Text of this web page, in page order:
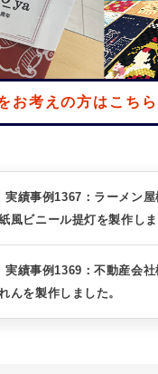
お考えの方はこちら
実績事例1367：ラーメン屋
風ビニール提灯を製作しま
実績事例1369：不動産会社
んを製作しました。